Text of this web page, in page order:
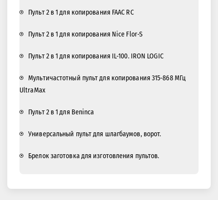
Пульт 2 в 1 для копирования FAAC RC
Пульт 2 в 1 для копирования Nice Flor-S
Пульт 2 в 1 для копирования IL-100. IRON LOGIC
Мультичастотный пульт для копирования 315-868 МГц
UltraMax
Пульт 2 в 1 для Beninca
Универсальный пульт для шлагбаумов, ворот.
Брелок заготовка для изготовления пультов.